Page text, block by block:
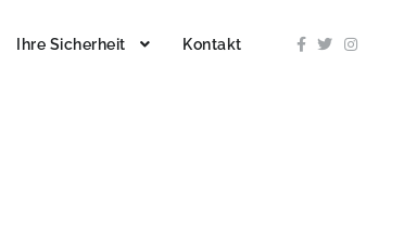
Ihre Sicherheit Kontakt